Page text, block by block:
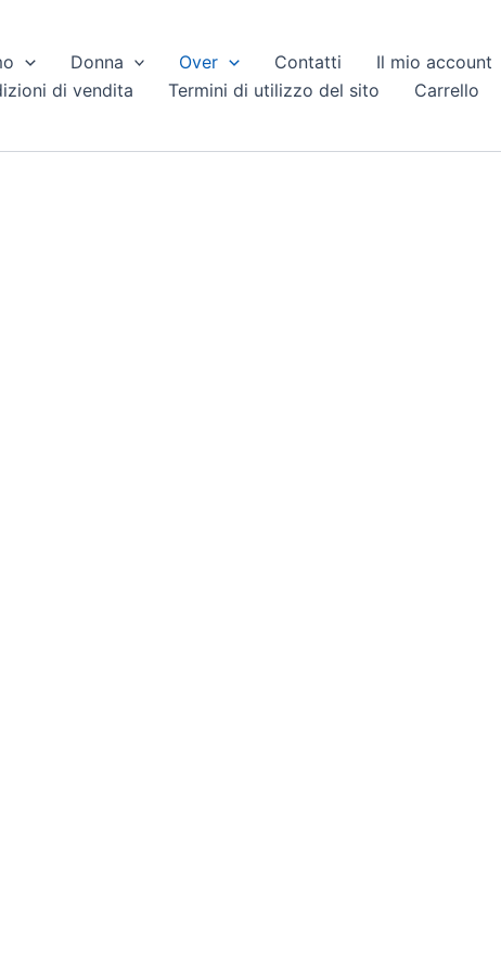
Donna Over Contatti Il mio account
di vendita Termini di utilizzo del sito Carrello